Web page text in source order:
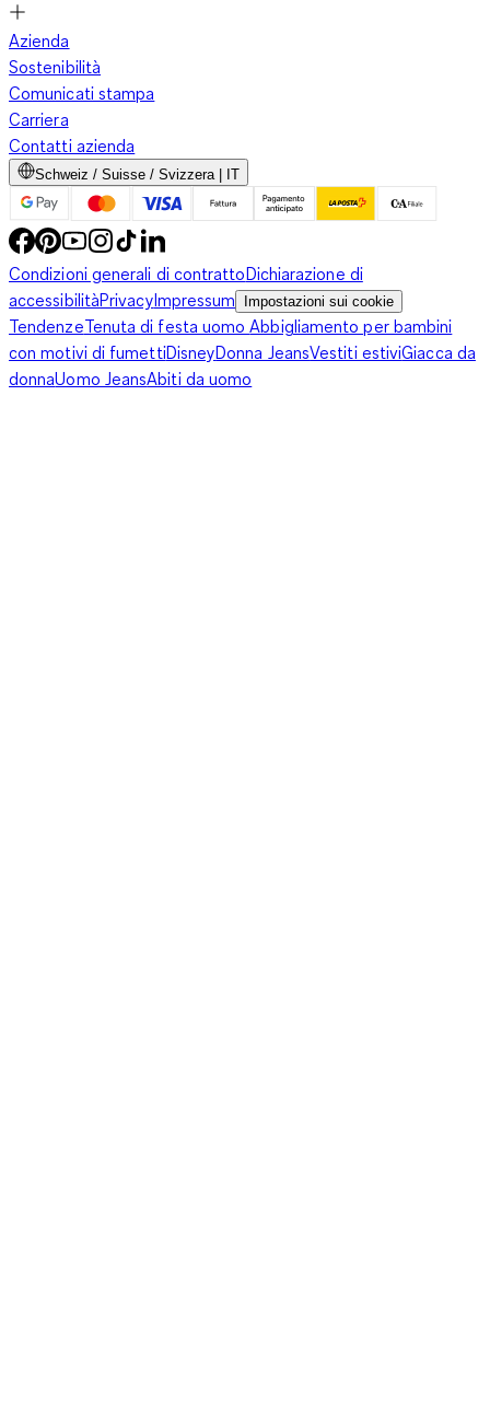
Azienda
Sostenibilità
Comunicati stampa
Carriera
Contatti azienda
Schweiz / Suisse / Svizzera | IT
Condizioni generali di contrattoDichiarazione di
accessibilitàPrivacyImpressum Impostazioni sui cookie
TendenzeTenuta di festa uomoAbbigliamento per bambini
con motivi di fumettiDisneyDonna JeansVestiti estiviGiacca da
donnaUomo JeansAbiti da uomo